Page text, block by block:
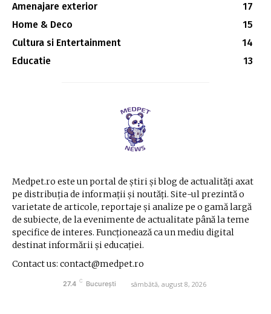
Amenajare exterior
17
Home & Deco
15
Cultura si Entertainment
14
Educatie
13
Medpet.ro este un portal de știri și blog de actualități axat
pe distribuția de informații și noutăți. Site-ul prezintă o
varietate de articole, reportaje și analize pe o gamă largă
de subiecte, de la evenimente de actualitate până la teme
specifice de interes. Funcționează ca un mediu digital
destinat informării și educației.
Contact us: contact@medpet.ro
27.4 C București sâmbătă, august 8, 2026